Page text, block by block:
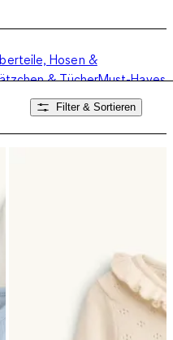
Hosen &
& TücherMust-Haves
Filter & Sortieren